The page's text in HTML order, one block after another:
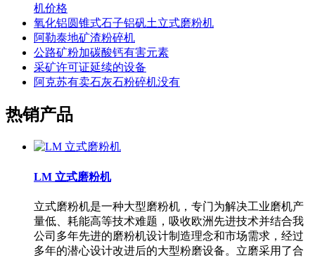
机价格
氧化铝圆锥式石子铝矾土立式磨粉机
阿勒泰地矿渣粉碎机
公路矿粉加碳酸钙有害元素
采矿许可证延续的设备
阿克苏有卖石灰石粉碎机没有
热销产品
LM 立式磨粉机
立式磨粉机是一种大型磨粉机，专门为解决工业磨机产
量低、耗能高等技术难题，吸收欧洲先进技术并结合我
公司多年先进的磨粉机设计制造理念和市场需求，经过
多年的潜心设计改进后的大型粉磨设备。立磨采用了合